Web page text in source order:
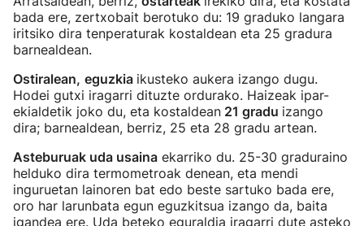
bada ere, zertxobait berotuko du: 19 graduko langara
iritsiko dira tenperaturak kostaldean eta 25 gradura
barnealdean.
Ostiralean, eguzkia ikusteko aukera izango dugu.
Hodei gutxi iragarri dituzte ordurako. Haizeak ipar-
ekialdetik joko du, eta kostaldean 21 gradu izango
dira; barnealdean, berriz, 25 eta 28 gradu artean.
Asteburuak uda usaina ekarriko du. 25-30 graduraino
helduko dira termometroak denean, eta mendi
inguruetan lainoren bat edo beste sartuko bada ere,
oro har larunbata egun eguzkitsua izango da, baita
igandea ere. Uda beteko eguraldia iragarri dute asteko